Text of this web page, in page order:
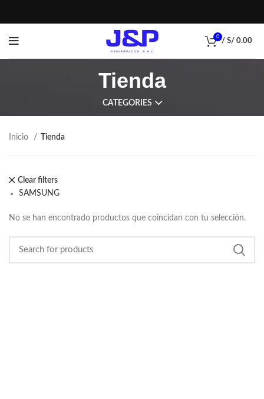
0
/ S/ 0.00
Tienda
CATEGORIES
Inicio Tienda
Clear filters
SAMSUNG
No se han encontrado productos que coincidan con tu selección.